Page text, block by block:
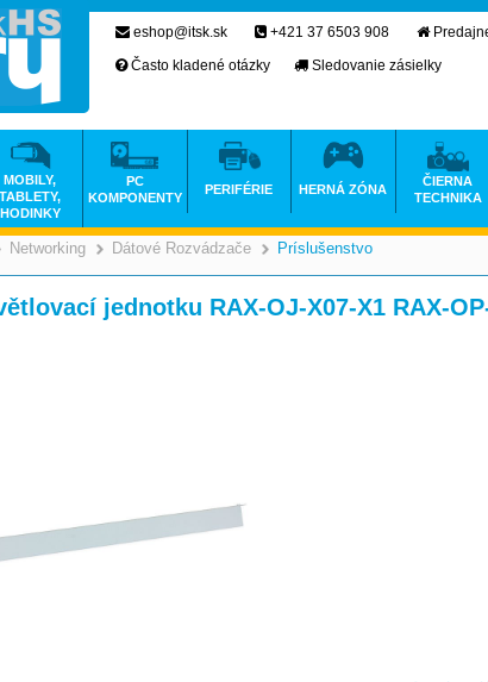
Networking >
Dátové Rozvádzače >
Príslušenstvo
jednotku RAX-OJ-X07-X1 RAX-
eshop@itsk.sk +421 37 6503 908
Často kladené otázky
Sledovanie zásielky
MOBILY,
TABLETY,
HODINKY
PC
KOMPONENTY
PERIFÉRIE HERNÁ ZÓNA
ČIERNA
TECHNIKA